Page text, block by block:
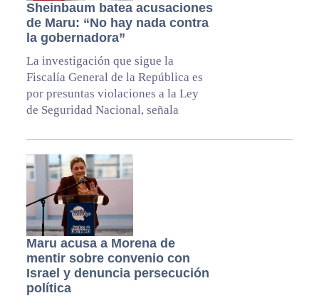
Sheinbaum batea acusaciones
de Maru: “No hay nada contra
la gobernadora”
La investigación que sigue la
Fiscalía General de la República es
por presuntas violaciones a la Ley
de Seguridad Nacional, señala
Maru acusa a Morena de
mentir sobre convenio con
Israel y denuncia persecución
política